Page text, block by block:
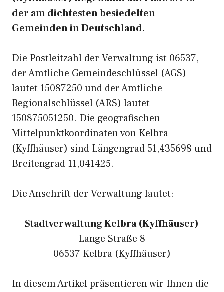
der am dichtesten besiedelten
Gemeinden in Deutschland.
Die Postleitzahl der Verwaltung ist 06537,
der Amtliche Gemeindeschlüssel (AGS)
lautet 15087250 und der Amtliche
Regionalschlüssel (ARS) lautet
150875051250. Die geografischen
Mittelpunktkoordinaten von Kelbra
(Kyffhäuser) sind Längengrad 51,435698 und
Breitengrad 11,041425.
Die Anschrift der Verwaltung lautet:
Stadtverwaltung Kelbra (Kyffhäuser)
Lange Straße 8
06537 Kelbra (Kyffhäuser)
In diesem Artikel präsentieren wir Ihnen die